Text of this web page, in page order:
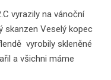
vyrazily na vánoční
skanzen Veselý kopec
vyrobily skleněné
a všichni máme